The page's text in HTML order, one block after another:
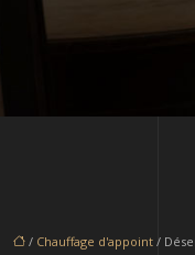
/ Chauffage d'appoint /